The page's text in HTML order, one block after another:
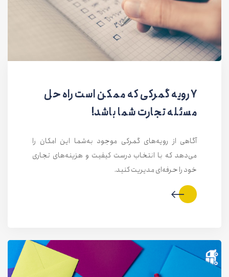
۷ رویه گمرکی که ممکن است راه حل
مسئله تجارت شما باشد!
آگاهی از رویه‌های گمرکی موجود به‌شما این امکان را
می‌دهد که با انتخاب‌ درست کیفیت و هزینه‌های تجاری
خود را حرفه‌ای مدیریت کنید.